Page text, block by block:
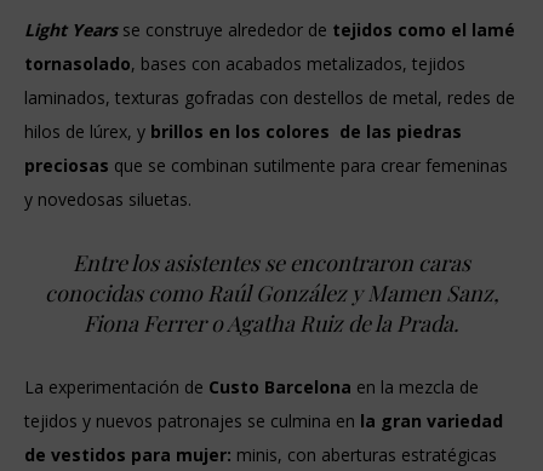
Light Yearsse construye alrededor de tejidos como el lamé
tornasolado, bases con acabados metalizados, tejidos
laminados, texturas gofradas con destellos de metal, redes de
hilos de lúrex, y brillos en los colores de las piedras
preciosas que se combinan sutilmente para crear femeninas
y novedosas siluetas.
Entre los asistentes se encontraron caras
conocidas como Raúl González y Mamen Sanz,
Fiona Ferrer o Agatha Ruiz de la Prada.
La experimentación de Custo Barcelona en la mezcla de
tejidos y nuevos patronajes se culmina en la gran variedad
de vestidos para mujer: minis, con aberturas estratégicas